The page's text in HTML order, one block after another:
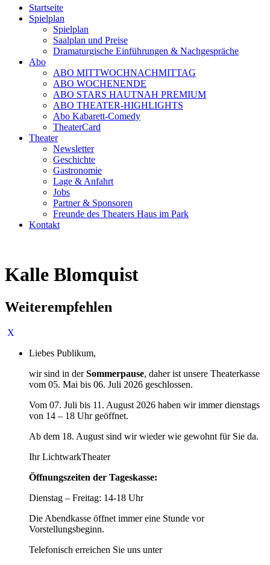
Startseite
Spielplan
Spielplan
Saalplan und Preise
Dramaturgische Einführungen & Nachgespräche
Abo
ABO MITTWOCHNACHMITTAG
ABO WOCHENENDE
ABO STARS HAUTNAH PREMIUM
ABO THEATER-HIGHLIGHTS
Abo Kabarett-Comedy
TheaterCard
Theater
Newsletter
Geschichte
Gastronomie
Lage & Anfahrt
Jobs
Partner & Sponsoren
Freunde des Theaters Haus im Park
Kontakt
Kalle Blomquist
Weiterempfehlen
Liebes Publikum,
wir sind in derSommerpause, daher ist unsere Theaterkasse
vom 05. Mai bis 06. Juli 2026 geschlossen.
Vom 07. Juli bis 11. August 2026 haben wir immer dienstags
von 14 – 18 Uhr geöffnet.
Ab dem 18. August sind wir wieder wie gewohnt für Sie da.
Ihr LichtwarkTheater
Öffnungszeiten der Tageskasse:
Dienstag – Freitag: 14-18 Uhr
Die Abendkasse öffnet immer eine Stunde vor
Vorstellungsbeginn.
Telefonisch erreichen Sie uns unter